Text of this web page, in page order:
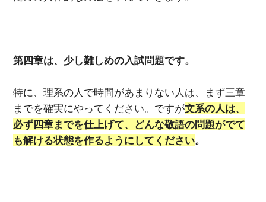
第四章は、少し難しめの入試問題です。
特に、理系の人で時間があまりない人は、まず三章
までを確実にやってください。ですが文系の人は、
必ず四章までを仕上げて、どんな敬語の問題がでて
も解ける状態を作るようにしてください。